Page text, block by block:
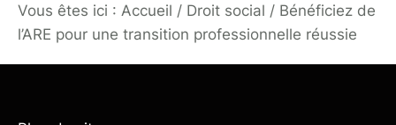
Vous êtes ici : Accueil / Droit social / Bénéficiez de
l’ARE pour une transition professionnelle réussie